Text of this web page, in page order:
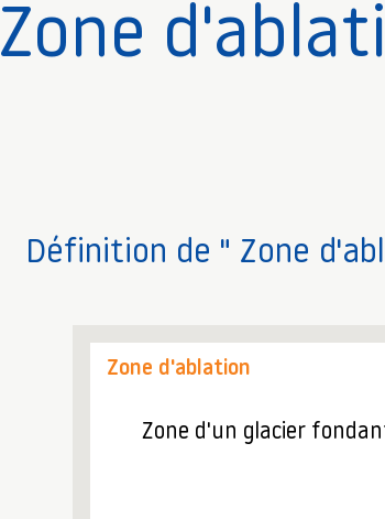
Zone
Définition de " Zone
Zone d'ablation
Zone d'un glacier